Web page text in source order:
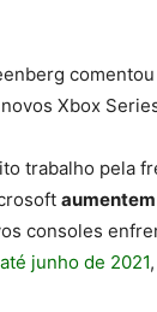
Xbox
trabalho pela
consoles
junho de 2021